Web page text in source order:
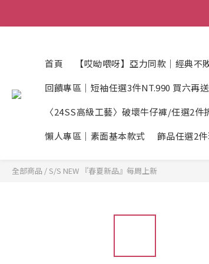
首頁 【哎呦喂呀】亞力同款｜經典不
回饋專區｜短袖任選3件NT.990 買六再送
〈24SS高級工藝〉破壞牛仔褲/任選2件
懶人專區｜素面基本款式
飾品任選2
全部商品 /S/S NEW 『春夏新品』每周上新